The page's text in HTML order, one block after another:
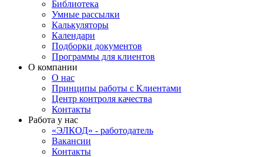
Библиотека
Умные рассылки
Калькуляторы
Календари
Подборки документов
Программы для клиентов
О компании
О нас
Принципы работы с Клиентами
Центр контроля качества
Контакты
Работа у нас
«ЭЛКОД» - работодатель
Вакансии
Контакты